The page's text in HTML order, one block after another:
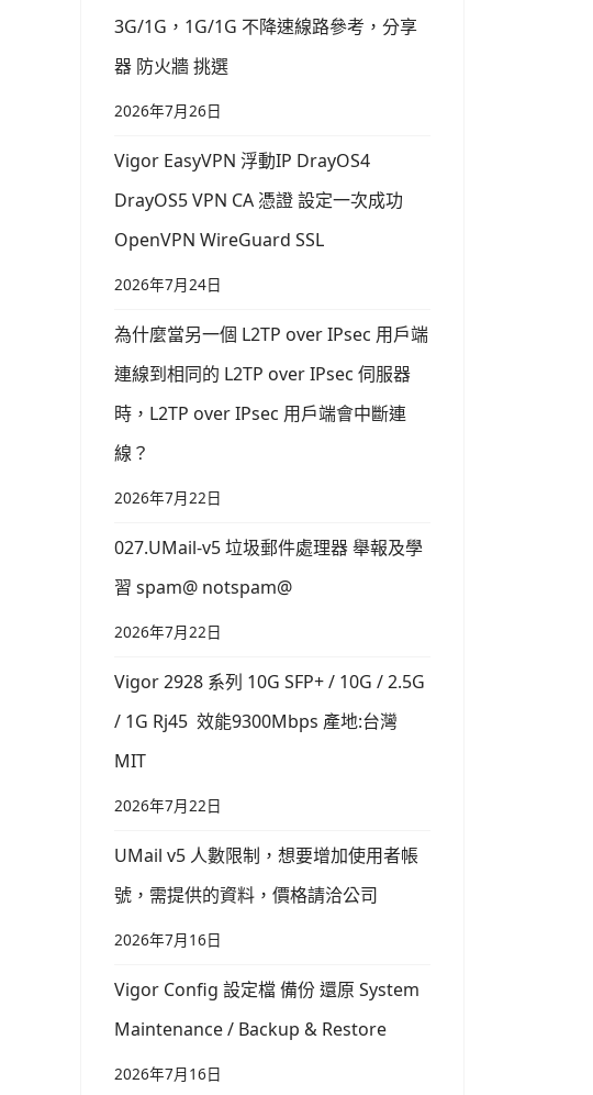
3G/1G，1G/1G 不降速線路參考，分享
器 防火牆 挑選
2026年7月26日
Vigor EasyVPN 浮動IP DrayOS4
DrayOS5 VPN CA 憑證 設定一次成功
OpenVPN WireGuard SSL
2026年7月24日
為什麼當另一個 L2TP over IPsec 用戶端
連線到相同的 L2TP over IPsec 伺服器
時，L2TP over IPsec 用戶端會中斷連
線？
2026年7月22日
027.UMail-v5 垃圾郵件處理器 舉報及學
習 spam@ notspam@
2026年7月22日
Vigor 2928 系列 10G SFP+ / 10G / 2.5G
/ 1G Rj45 效能9300Mbps 產地:台灣
MIT
2026年7月22日
UMail v5 人數限制，想要增加使用者帳
號，需提供的資料，價格請洽公司
2026年7月16日
Vigor Config 設定檔 備份 還原 System
Maintenance / Backup & Restore
2026年7月16日